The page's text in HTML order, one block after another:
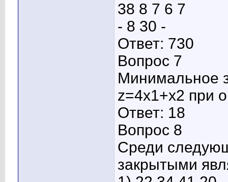
38 8 7 6 7
- 8 30 -
Ответ: 730
Вопрос 7
Минимальное
z=4x1+x2 при
Ответ: 18
Вопрос 8
Среди
закрытыми